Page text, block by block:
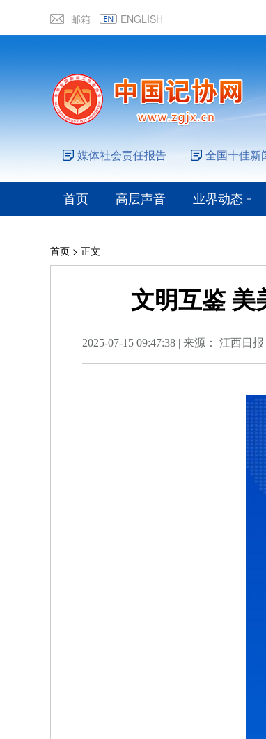
邮箱 ENGLISH
媒体社会责任报告 全国十佳新
首页 高层声音 业界动态
首页 > 正文
文明互鉴 美
2025-07-15 09:47:38 | 来源： 江西日报